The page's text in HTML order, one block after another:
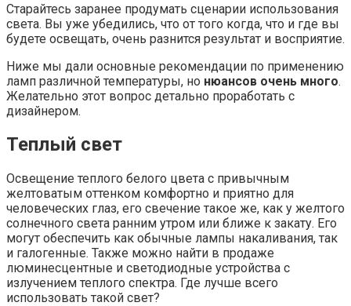
Старайтесь заранее продумать сценарии использования
света. Вы уже убедились, что от того когда, что и где вы
будете освещать, очень разнится результат и восприятие.
Ниже мы дали основные рекомендации по применению
ламп различной температуры, но нюансов очень много.
Желательно этот вопрос детально проработать с
дизайнером.
Теплый свет
Освещение теплого белого цвета с привычным
желтоватым оттенком комфортно и приятно для
человеческих глаз, его свечение такое же, как у желтого
солнечного света ранним утром или ближе к закату. Его
могут обеспечить как обычные лампы накаливания, так
и галогенные. Также можно найти в продаже
люминесцентные и светодиодные устройства с
излучением теплого спектра. Где лучше всего
использовать такой свет?